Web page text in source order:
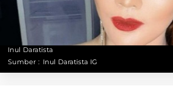
Inul Daratista
Sumber : Inul Daratista IG